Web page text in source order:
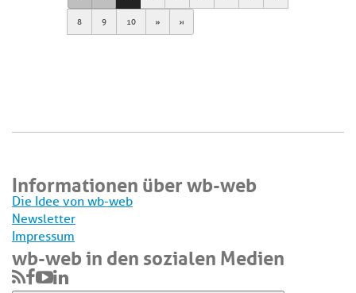
8 9 10 Next Last
Informationen über wb-web
Die Idee von wb-web
Newsletter
Impressum
wb-web in den sozialen Medien